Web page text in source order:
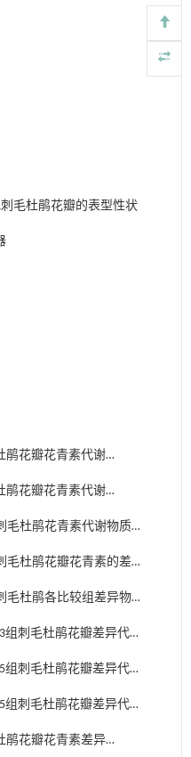
毛杜鹃花瓣的表型性状
鹃花瓣花青素代谢
鹃花瓣花青素代谢
毛杜鹃花青素代谢物质的
分散点图
毛杜鹃花瓣花青素的差异
毛杜鹃各比较组差异物质
3组刺毛杜鹃花瓣差异代谢
5组刺毛杜鹃花瓣差异代谢
5组刺毛杜鹃花瓣差异代谢
鹃花瓣花青素差异